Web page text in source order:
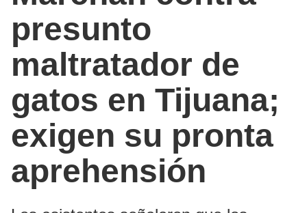
presunto
maltratador de
gatos en Tijuana;
exigen su pronta
aprehensión